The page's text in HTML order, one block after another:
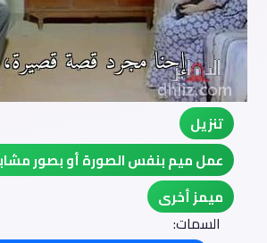
تنزيل
عمل ميم بنفس الصورة أو بصور
ميمز أخرى
السمات: